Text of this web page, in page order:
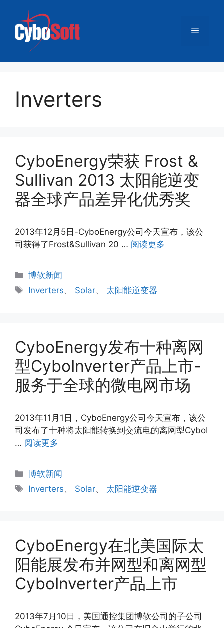
菜
单
Inverters
CyboEnergy荣获 Frost &
Sullivan 2013 太阳能逆变
器全球产品差异化优秀奖
2013年12月5日-CyboEnergy公司今天宣布，该公
司获得了Frost&Sullivan 20 … 阅读更多
分
类
博软新闻
标
Inverters、 Solar、 太阳能逆变器
CyboEnergy发布十种离网
型CyboInverter产品上市-
服务于全球的微电网市场
2013年11月1日，CyboEnergy公司今天宣布，该公
司发布了十种将太阳能转换到交流电的离网型CyboI
… 阅读更多
分
类
博软新闻
标
Inverters、 Solar、 太阳能逆变器
CyboEnergy在北美国际太
阳能展发布并网型和离网型
CyboInverter产品上市
2013年7月10日，美国通控集团博软公司的子公司